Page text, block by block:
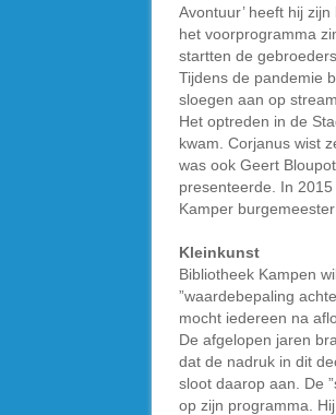
Avontuur’ heeft hij
het voorprogramma
startten de
Tijdens de pandemie
sloegen aan op
Het optreden in de
kwam. Corjanus wist
was ook Geert
presenteerde. In
Kamper burgemeester
Kleinkunst
Bibliotheek Kampen
”waardebepaling
mocht iedereen na
De afgelopen jaren
dat de nadruk in dit
sloot daarop aan. De
op zijn programma.